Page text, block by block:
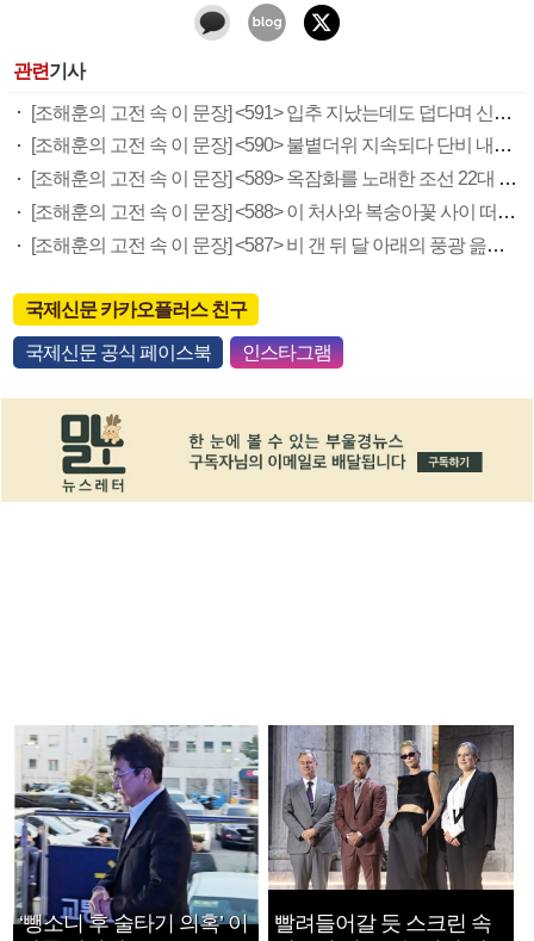
관련기사
[조해훈의 고전 속 이 문장] <591> 입추 지났는데도 덥다며 신유안에게 보낸 박규수의 편지
[조해훈의 고전 속 이 문장] <590> 불볕더위 지속되다 단비 내려 시 읊은 조선 후기 신익전
[조해훈의 고전 속 이 문장] <589> 옥잠화를 노래한 조선 22대 왕 정조의 시
[조해훈의 고전 속 이 문장] <588> 이 처사와 복숭아꽃 사이 떠다닌 일 읊은 최광유의 시
[조해훈의 고전 속 이 문장] <587> 비 갠 뒤 달 아래의 풍광 읊은 면우 곽종석의 시
국제신문 카카오플러스 친구
국제신문 공식 페이스북 인스타그램
‘뺑소니 후 술타기 의혹’ 이
빨려들어갈 듯 스크린 속